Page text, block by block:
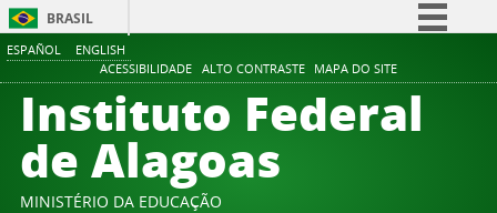
ESPAÑOL ENGLISH
ACESSIBILIDADE ALTO CONTRASTE MAPA DO SITE
BRASIL
Comunica BR
Participe
Instituto Federal
de Alagoas
MINISTÉRIO DA EDUCAÇÃO